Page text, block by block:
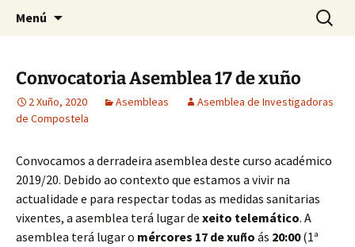
Asemblea de Investigadoras
de Compostela
Menú Buscar:
Convocatoria Asemblea 17 de xuño
2 Xuño, 2020 Asembleas
Asemblea de Investigadoras
de Compostela
Convocamos a derradeira asemblea deste curso académico
2019/20. Debido ao contexto que estamos a vivir na
actualidade e para respectar todas as medidas sanitarias
vixentes, a asemblea terá lugar de xeito telemático. A
asemblea terá lugar o mércores 17 de xuño ás 20:00(1ª